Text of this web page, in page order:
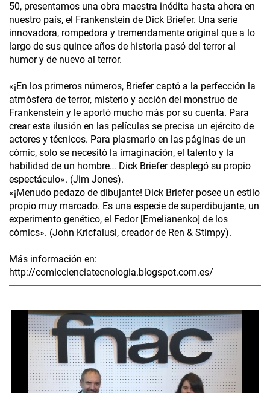
50, presentamos una obra maestra inédita hasta ahora en
nuestro país, el Frankenstein de Dick Briefer. Una serie
innovadora, rompedora y tremendamente original que a lo
largo de sus quince años de historia pasó del terror al
humor y de nuevo al terror.
«¡En los primeros números, Briefer captó a la perfección la
atmósfera de terror, misterio y acción del monstruo de
Frankenstein y le aportó mucho más por su cuenta. Para
crear esta ilusión en las películas se precisa un ejército de
actores y técnicos. Para plasmarlo en las páginas de un
cómic, solo se necesitó la imaginación, el talento y la
habilidad de un hombre… Dick Briefer desplegó su propio
espectáculo». (Jim Jones).
«¡Menudo pedazo de dibujante! Dick Briefer posee un estilo
propio muy marcado. Es una especie de superdibujante, un
experimento genético, el Fedor [Emelianenko] de los
cómics». (John Kricfalusi, creador de Ren & Stimpy).
Más información en:
http://comiccienciatecnologia.blogspot.com.es/